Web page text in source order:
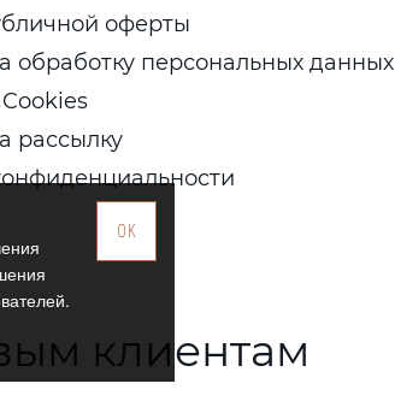
оферты
обработку персональных данных
рассылку
клиентам
OK